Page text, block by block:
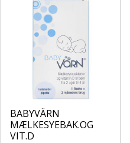
BABYVÄRN
MÆLKESYEBAK.OG
VIT.D